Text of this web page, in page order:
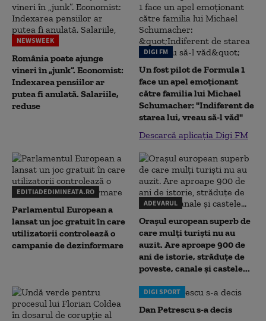
NEWSWEEK
România poate ajunge
vineri în „junk”. Economist:
Indexarea pensiilor ar
putea fi anulată. Salariile,
reduse
DIGI FM
Un fost pilot de Formula 1
face un apel emoționant
către familia lui Michael
Schumacher: "Indiferent de
starea lui, vreau să-l văd"
Descarcă aplicația Digi FM
EDITIADEDIMINEATA.RO
Parlamentul European a
lansat un joc gratuit în care
utilizatorii controlează o
campanie de dezinformare
ADEVARUL
Orașul european superb de
care mulți turiști nu au
auzit. Are aproape 900 de
ani de istorie, străduțe de
poveste, canale și castele...
DIGI SPORT
Dan Petrescu s-a decis